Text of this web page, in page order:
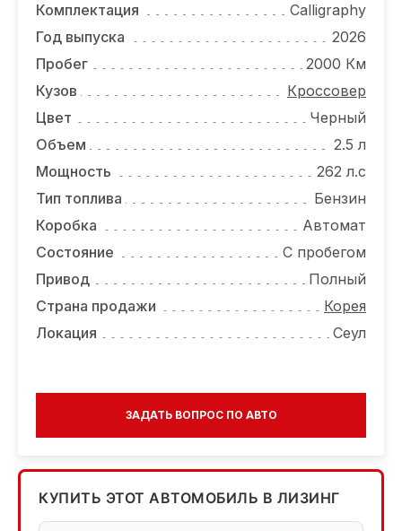
Комплектация
Calligraphy
Год выпуска
2026
Пробег
2000 Км
Кузов
Кроссовер
Цвет
Черный
Объем
2.5 л
Мощность
262 л.с
Тип топлива
Бензин
Коробка
Автомат
Состояние
С пробегом
Привод
Полный
Страна продажи
Корея
Локация
Сеул
ЗАДАТЬ ВОПРОС ПО АВТО
КУПИТЬ ЭТОТ АВТОМОБИЛЬ В ЛИЗИНГ